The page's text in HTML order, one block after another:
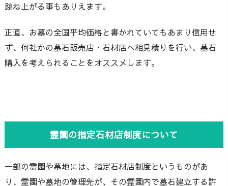
跳ね上がる事もありえます。
正直、お墓の全国平均価格と書かれていてもあまり信用せ
ず、何社かの墓石販売店・石材店へ相見積りを行い、墓石
購入を考えられることをオススメします。
霊園の指定石材店制度について
一部の霊園や墓地には、指定石材店制度というものがあ
り、霊園や墓地の管理先が、その霊園内で墓石建立する許